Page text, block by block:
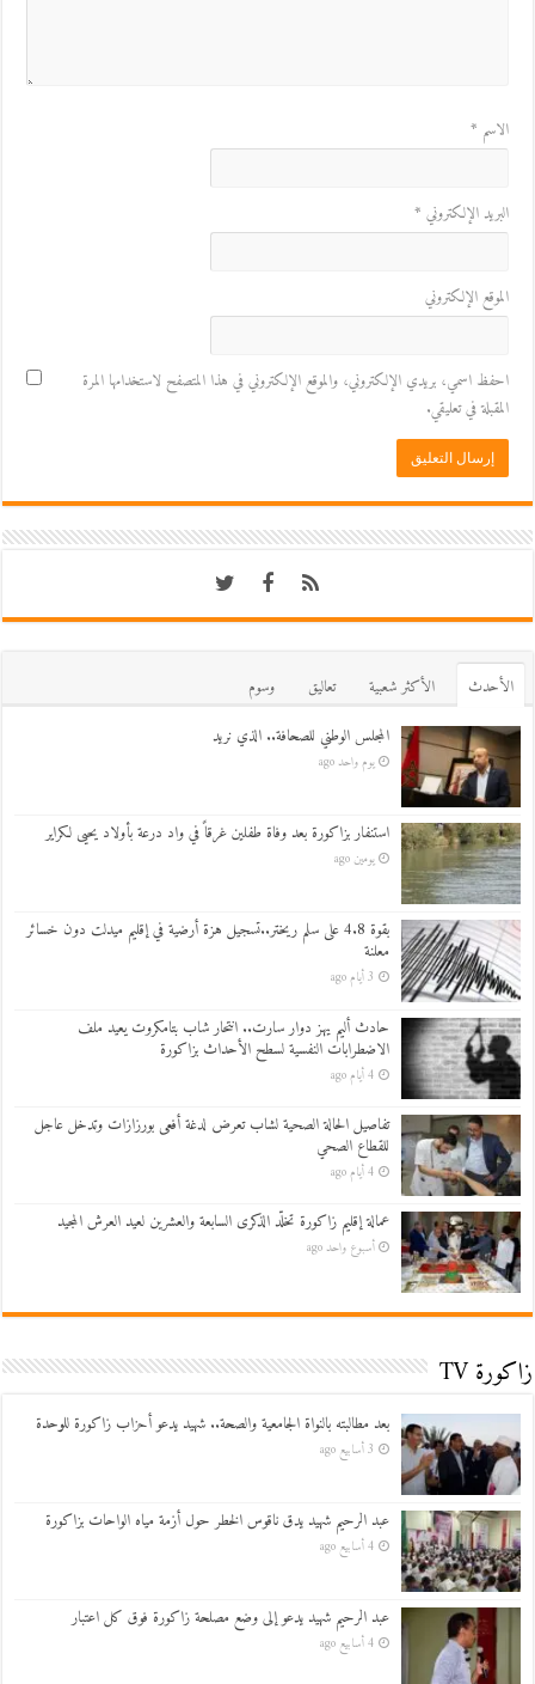
الاسم *
البريد الإلكتروني *
الموقع الإلكتروني
احفظ اسمي، بريدي الإلكتروني، والموقع الإلكتروني في هذا المتصفح لاستخدامها المرة
المقبلة في تعليقي.
اﻷحدث اﻷكثر شعبية تعاليق
وسوم
المجلس الوطني للصحافة.. الذي نريد
يوم واحد ago
استنفار بزاكورة بعد وفاة طفلين غرقاً في واد درعة بأولاد يحيى لكراير
يومين ago
بقوة 4.8 على سلم ريختر..تسجيل هزة أرضية في إقليم ميدلت دون خسائر
معلنة
3 أيام ago
حادث أليم يهز دوار سارت.. انتحار شاب بتامكروت يعيد ملف
الاضطرابات النفسية لسطح الأحداث بزاكورة
4 أيام ago
تفاصيل الحالة الصحية لشاب تعرض لدغة أفعى بورزازات وتدخل عاجل
للقطاع الصحي
4 أيام ago
عمالة إقليم زاكورة تخلّد الذكرى السابعة والعشرين لعيد العرش المجيد
أسبوع واحد ago
زاكورة TV
بعد مطالبته بالنواة الجامعية والصحة.. شهيد يدعو أحزاب زاكورة للوحدة
3 أسابيع ago
عبد الرحيم شهيد يدق ناقوس الخطر حول أزمة مياه الواحات بزاكورة
4 أسابيع ago
عبد الرحيم شهيد يدعو إلى وضع مصلحة زاكورة فوق كل اعتبار
4 أسابيع ago